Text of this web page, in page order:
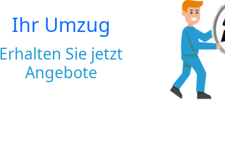
Ihr Umzug
Erhalten Sie jetzt
Angebote